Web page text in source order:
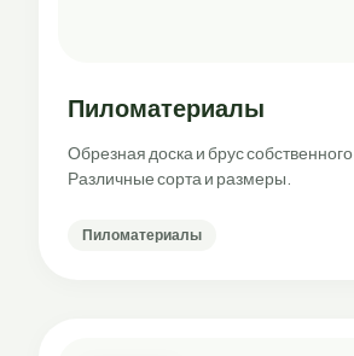
Пиломатериалы
Обрезная доска и брус собственного
Различные сорта и размеры.
Пиломатериалы